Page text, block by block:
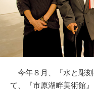
今年８月、『水と彫
て、『市原湖畔美術館